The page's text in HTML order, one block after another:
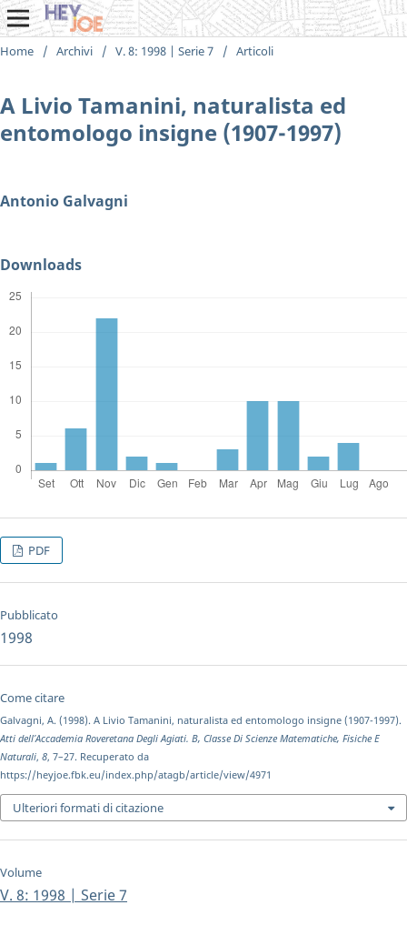
Home / Archivi / V. 8: 1998 | Serie 7 / Articoli
A Livio Tamanini, naturalista ed
entomologo insigne (1907-1997)
Antonio Galvagni
Downloads
PDF
Pubblicato
1998
Come citare
Galvagni, A. (1998). A Livio Tamanini, naturalista ed entomologo insigne (1907-1997).
Atti dell’Accademia Roveretana Degli Agiati. B, Classe Di Scienze Matematiche, Fisiche E
Naturali, 8, 7–27. Recuperato da
https://heyjoe.fbk.eu/index.php/atagb/article/view/4971
Ulteriori formati di citazione
Volume
V. 8: 1998 | Serie 7